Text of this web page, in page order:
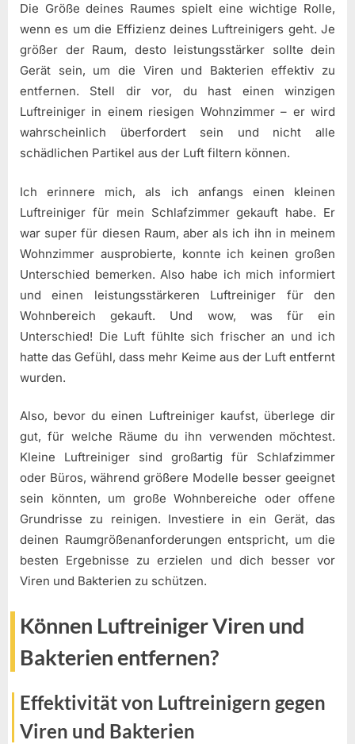
Die Größe deines Raumes spielt eine wichtige Rolle,
wenn es um die Effizienz deines Luftreinigers geht. Je
größer der Raum, desto leistungsstärker sollte dein
Gerät sein, um die Viren und Bakterien effektiv zu
entfernen. Stell dir vor, du hast einen winzigen
Luftreiniger in einem riesigen Wohnzimmer – er wird
wahrscheinlich überfordert sein und nicht alle
schädlichen Partikel aus der Luft filtern können.
Ich erinnere mich, als ich anfangs einen kleinen
Luftreiniger für mein Schlafzimmer gekauft habe. Er
war super für diesen Raum, aber als ich ihn in meinem
Wohnzimmer ausprobierte, konnte ich keinen großen
Unterschied bemerken. Also habe ich mich informiert
und einen leistungsstärkeren Luftreiniger für den
Wohnbereich gekauft. Und wow, was für ein
Unterschied! Die Luft fühlte sich frischer an und ich
hatte das Gefühl, dass mehr Keime aus der Luft entfernt
wurden.
Also, bevor du einen Luftreiniger kaufst, überlege dir
gut, für welche Räume du ihn verwenden möchtest.
Kleine Luftreiniger sind großartig für Schlafzimmer
oder Büros, während größere Modelle besser geeignet
sein könnten, um große Wohnbereiche oder offene
Grundrisse zu reinigen. Investiere in ein Gerät, das
deinen Raumgrößenanforderungen entspricht, um die
besten Ergebnisse zu erzielen und dich besser vor
Viren und Bakterien zu schützen.
Können Luftreiniger Viren und
Bakterien entfernen?
Effektivität von Luftreinigern gegen
Viren und Bakterien